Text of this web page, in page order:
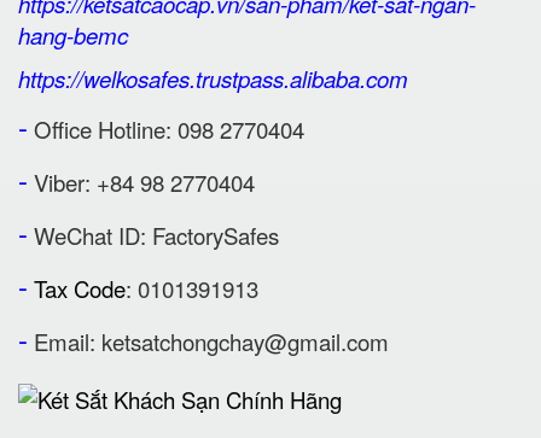
hang-bemc
https://welkosafes.trustpass.alibaba.com
- Office Hotline: 098 2770404
- Viber: +84 98 2770404
- WeChat ID: FactorySafes
- Tax Code: 0101391913
- Email: ketsatchongchay@gmail.com